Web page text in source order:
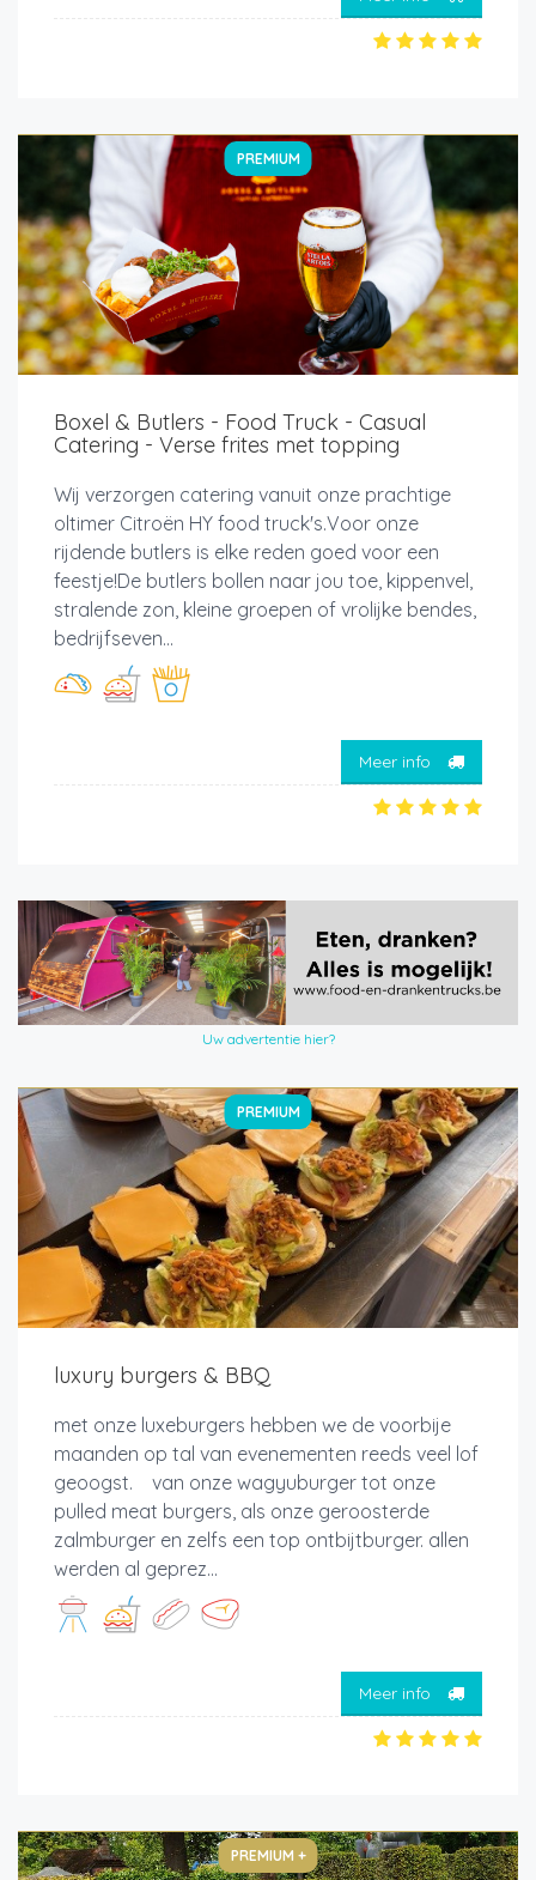
PREMIUM
Boxel & Butlers - Food Truck - Casual
Catering - Verse frites met topping
Wij verzorgen catering vanuit onze prachtige
oltimer Citroën HY food truck's.Voor onze
rijdende butlers is elke reden goed voor een
feestje!De butlers bollen naar jou toe, kippenvel,
stralende zon, kleine groepen of vrolijke bendes,
bedrijfseven...
Meer info
Uw advertentie hier?
PREMIUM
luxury burgers & BBQ
met onze luxeburgers hebben we de voorbije
maanden op tal van evenementen reeds veel lof
geoogst. van onze wagyuburger tot onze
pulled meat burgers, als onze geroosterde
zalmburger en zelfs een top ontbijtburger. allen
werden al geprez...
Meer info
PREMIUM +